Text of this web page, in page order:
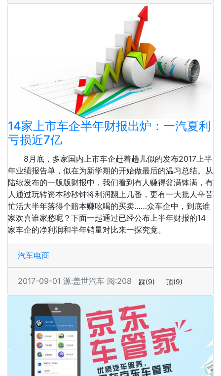
14家上市车企半年财报出炉：一汽夏利
亏损近7亿
8月底，多家国内上市车企赶着趟儿似的发布2017上半
年业绩报告单，似在为新学期的开始做最后的温习总结。从
陆续发布的一版版财报中，我们看到有人赚得盆满钵满，有
人通过玩转资本秒秒钟将利润翻上几番，更有一大批人辛苦
忙活大半年落得个赔本赚吆喝的买卖……众车企中，到底谁
家欢喜谁家愁呢？下面一起通过已经公布上半年财报的14
家车企的净利润和半年销量对比来一探究竟。
汽车电商
2017-09-01 源:盖世汽车 阅:208 踩(9) 顶(9)